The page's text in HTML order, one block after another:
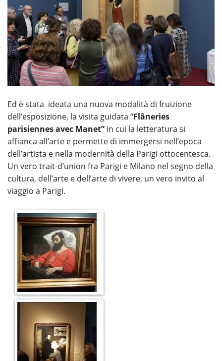
Ed è stata ideata una nuova modalità di fruizione
dell’esposizione, la visita guidata “Flâneries
parisiennes avec Manet” in cui la letteratura si
affianca all’arte e permette di immergersi nell’epoca
dell’artista e nella modernità della Parigi ottocentesca.
Un vero trait-d’union fra Parigi e Milano nel segno della
cultura, dell’arte e dell’arte di vivere, un vero invito al
viaggio a Parigi.